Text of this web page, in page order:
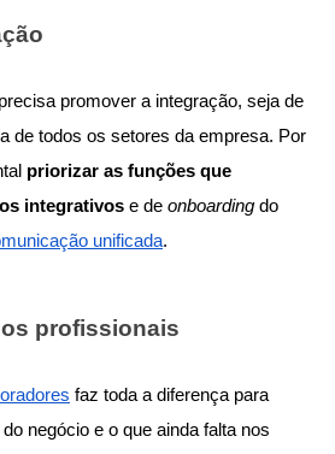
promover a integração, seja de
de todos os setores da empresa. Por
priorizar as funções que
integrativos e de onboarding do
unificada.
profissionais
faz toda a diferença para
negócio e o que ainda falta nos